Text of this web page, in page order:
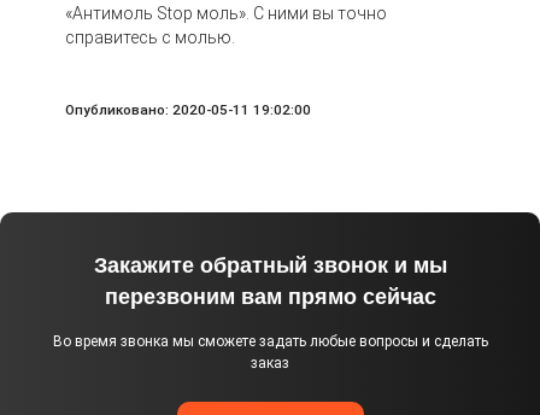
«Антимоль Stop моль». С ними вы точно
справитесь с молью.
Опубликовано: 2020-05-11 19:02:00
Закажите обратный звонок и мы
перезвоним вам прямо сейчас
Во время звонка мы сможете задать любые вопросы и сделать
заказ